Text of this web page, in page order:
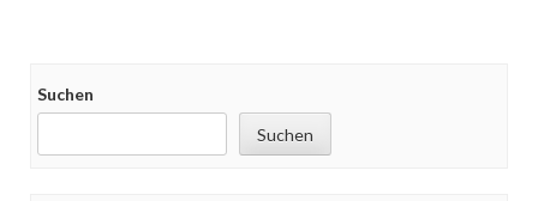
Suchen
Suchen